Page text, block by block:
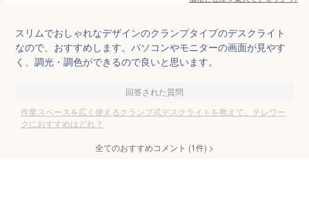
スリムでおしゃれなデザインのクランプタイプのデスクライト
なので、おすすめします。パソコンやモニターの画面が見やす
く、調光・調色ができるので良いと思います。
回答された質問
作業スペースを広く使えるクランプ式デスクライトを教えて。テレワー
クにおすすめはどれ？
全てのおすすめコメント (1件) >